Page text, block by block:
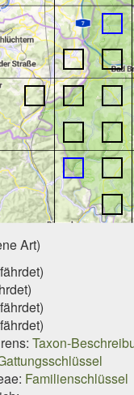
Art)
Taxon-
Familienschlüssel